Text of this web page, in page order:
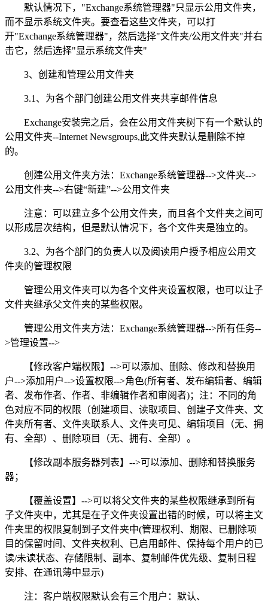
默认情况下，"Exchange系统管理器"只显示公用文件夹，
而不显示系统文件夹。要查看这些文件夹，可以打
开"Exchange系统管理器"，然后选择"文件夹/公用文件夹"并右
击它，然后选择"显示系统文件夹"
3、创建和管理公用文件夹
3.1、为各个部门创建公用文件夹共享邮件信息
Exchange安装完之后，会在公用文件夹树下有一个默认的
公用文件夹--Internet Newsgroups,此文件夹默认是删除不掉
的。
创建公用文件夹方法：Exchange系统管理器-->文件夹-->
公用文件夹-->右键“新建”-->公用文件夹
注意：可以建立多个公用文件夹，而且各个文件夹之间可
以形成层次结构，但是默认情况下，各个文件夹是独立的。
3.2、为各个部门的负责人以及阅读用户授予相应公用文
件夹的管理权限
管理公用文件夹可以为各个文件夹设置权限，也可以让子
文件夹继承父文件夹的某些权限。
管理公用文件夹方法：Exchange系统管理器-->所有任务--
>管理设置-->
【修改客户端权限】-->可以添加、删除、修改和替换用
户-->添加用户-->设置权限-->角色(所有者、发布编辑者、编辑
者、发布作者、作者、非编辑作者和审阅者)；注：不同的角
色对应不同的权限（创建项目、读取项目、创建子文件夹、文
件夹所有者、文件夹联系人、文件夹可见、编辑项目（无、拥
有、全部）、删除项目（无、拥有、全部）。
【修改副本服务器列表】-->可以添加、删除和替换服务
器；
【覆盖设置】-->可以将父文件夹的某些权限继承到所有
子文件夹中，尤其是在子文件夹设置出错的时候，可以将主文
件夹里的权限复制到子文件夹中(管理权利、期限、已删除项
目的保留时间、文件夹权利、已启用邮件、保持每个用户的已
读/未读状态、存储限制、副本、复制邮件优先级、复制日程
安排、在通讯薄中显示)
注：客户端权限默认会有三个用户：默认、